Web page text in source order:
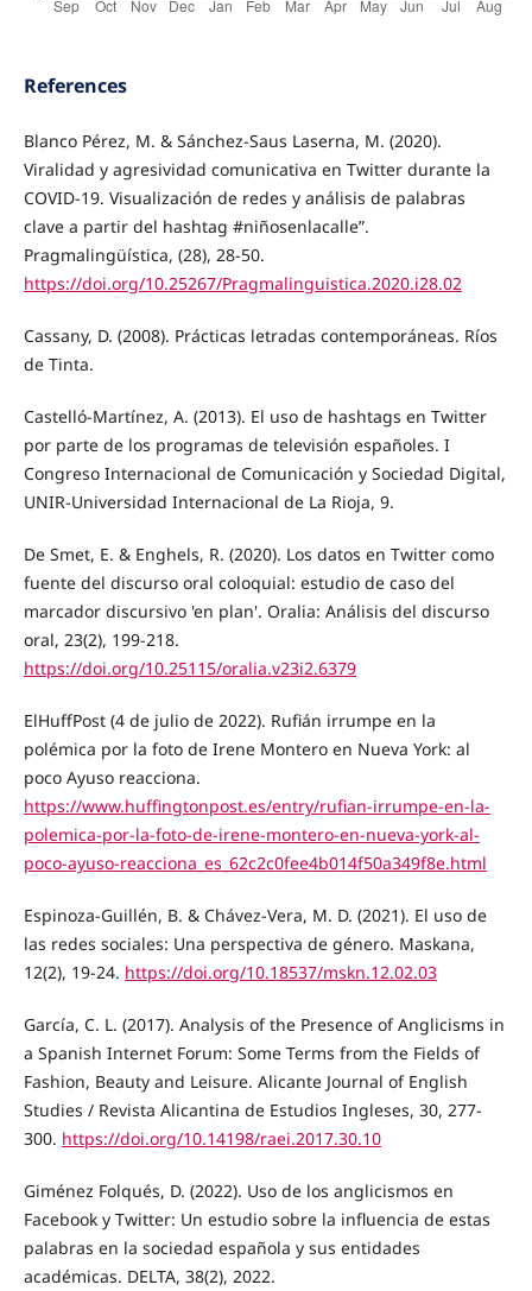
References
Blanco Pérez, M. & Sánchez-Saus Laserna, M. (2020).
Viralidad y agresividad comunicativa en Twitter durante la
COVID-19. Visualización de redes y análisis de palabras
clave a partir del hashtag #niñosenlacalle”.
Pragmalingüística, (28), 28-50.
https://doi.org/10.25267/Pragmalinguistica.2020.i28.02
Cassany, D. (2008). Prácticas letradas contemporáneas. Ríos
de Tinta.
Castelló-Martínez, A. (2013). El uso de hashtags en Twitter
por parte de los programas de televisión españoles. I
Congreso Internacional de Comunicación y Sociedad Digital,
UNIR-Universidad Internacional de La Rioja, 9.
De Smet, E. & Enghels, R. (2020). Los datos en Twitter como
fuente del discurso oral coloquial: estudio de caso del
marcador discursivo 'en plan'. Oralia: Análisis del discurso
oral, 23(2), 199-218.
https://doi.org/10.25115/oralia.v23i2.6379
ElHuffPost (4 de julio de 2022). Rufián irrumpe en la
polémica por la foto de Irene Montero en Nueva York: al
poco Ayuso reacciona.
https://www.huffingtonpost.es/entry/rufian-irrumpe-en-la-
polemica-por-la-foto-de-irene-montero-en-nueva-york-al-
poco-ayuso-reacciona_es_62c2c0fee4b014f50a349f8e.html
Espinoza-Guillén, B. & Chávez-Vera, M. D. (2021). El uso de
las redes sociales: Una perspectiva de género. Maskana,
12(2), 19-24. https://doi.org/10.18537/mskn.12.02.03
García, C. L. (2017). Analysis of the Presence of Anglicisms in
a Spanish Internet Forum: Some Terms from the Fields of
Fashion, Beauty and Leisure. Alicante Journal of English
Studies / Revista Alicantina de Estudios Ingleses, 30, 277-
300. https://doi.org/10.14198/raei.2017.30.10
Giménez Folqués, D. (2022). Uso de los anglicismos en
Facebook y Twitter: Un estudio sobre la influencia de estas
palabras en la sociedad española y sus entidades
académicas. DELTA, 38(2), 2022.